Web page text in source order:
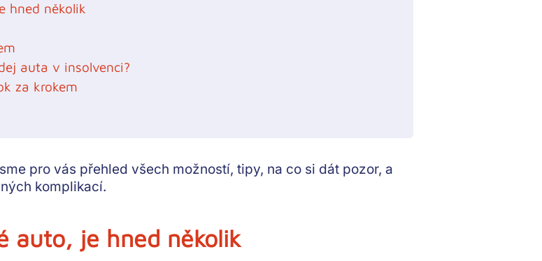
hned několik
auta v insolvenci?
za krokem
pro vás přehled všech možností, tipy, na co si dát pozor, a
komplikací.
auto, je hned několik